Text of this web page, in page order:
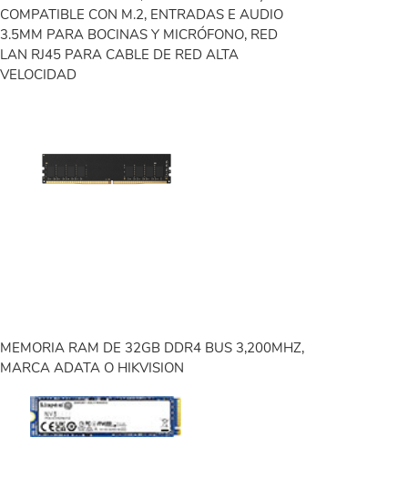
COMPATIBLE CON M.2, ENTRADAS E AUDIO
3.5MM PARA BOCINAS Y MICRÓFONO, RED
LAN RJ45 PARA CABLE DE RED ALTA
VELOCIDAD
MEMORIA RAM DE 32GB DDR4 BUS 3,200MHZ,
MARCA ADATA O HIKVISION